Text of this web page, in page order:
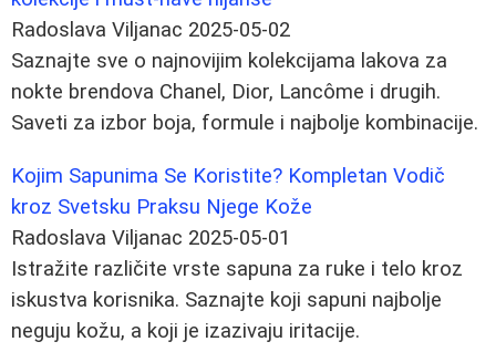
Radoslava Viljanac 2025-05-02
Saznajte sve o najnovijim kolekcijama lakova za
nokte brendova Chanel, Dior, Lancôme i drugih.
Saveti za izbor boja, formule i najbolje kombinacije.
Kojim Sapunima Se Koristite? Kompletan Vodič
kroz Svetsku Praksu Njege Kože
Radoslava Viljanac 2025-05-01
Istražite različite vrste sapuna za ruke i telo kroz
iskustva korisnika. Saznajte koji sapuni najbolje
neguju kožu, a koji je izazivaju iritacije.